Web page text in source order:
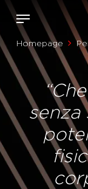
Homepage